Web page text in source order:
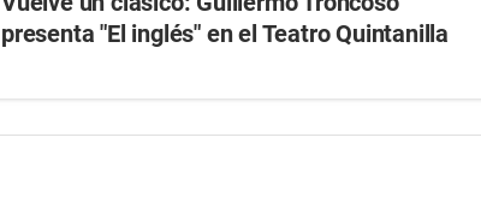
presenta "El inglés" en el Teatro Quintanilla